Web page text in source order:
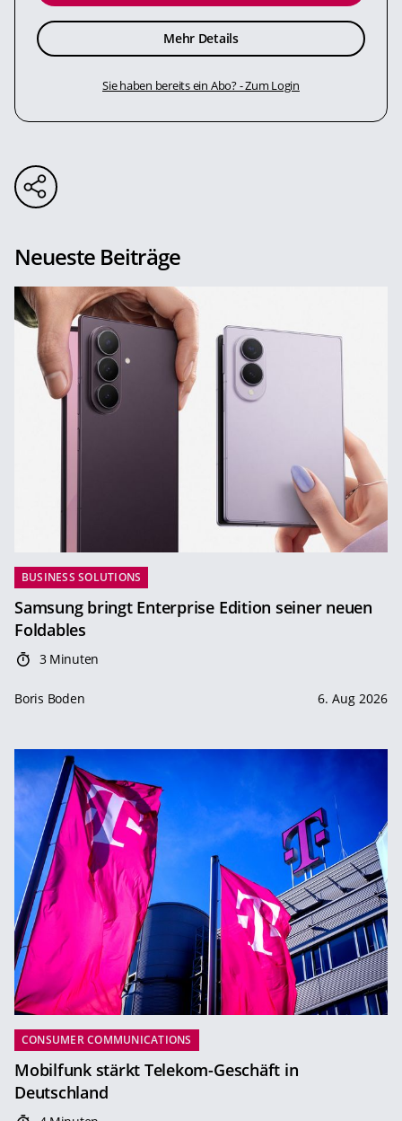
Mehr Details
Sie haben bereits ein Abo? - Zum Login
Neueste Beiträge
BUSINESS SOLUTIONS
Samsung bringt Enterprise Edition seiner neuen
Foldables
3 Minuten
Boris Boden 6. Aug 2026
CONSUMER COMMUNICATIONS
Mobilfunk stärkt Telekom-Geschäft in
Deutschland